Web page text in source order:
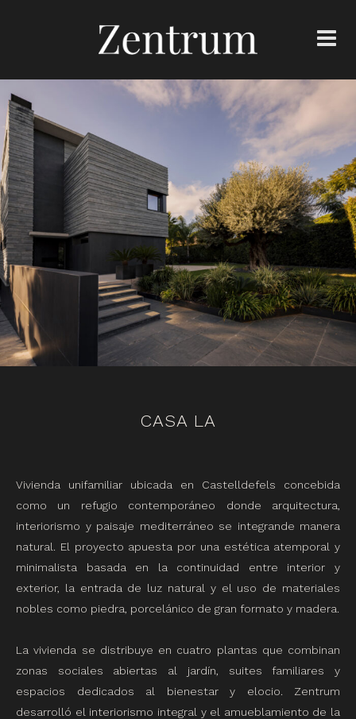
CASA LA
Vivienda unifamiliar ubicada en Castelldefels concebida
como un refugio contemporáneo donde arquitectura,
interiorismo y paisaje mediterráneo se integrande manera
natural. El proyecto apuesta por una estética atemporal y
minimalista basada en la continuidad entre interior y
exterior, la entrada de luz natural y el uso de materiales
nobles como piedra, porcelánico de gran formato y madera.
La vivienda se distribuye en cuatro plantas que combinan
zonas sociales abiertas al jardín, suites familiares y
espacios dedicados al bienestar y elocio. Zentrum
desarrolló el interiorismo integral y el amueblamiento de la